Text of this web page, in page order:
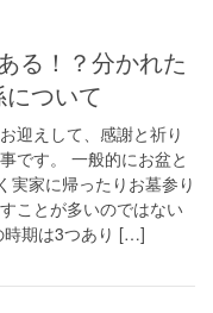
ついて
迎えして、感謝と祈り
です。 一般的にお盆と
実家に帰ったりお墓参り
ことが多いのではない
時期は3つあり […]